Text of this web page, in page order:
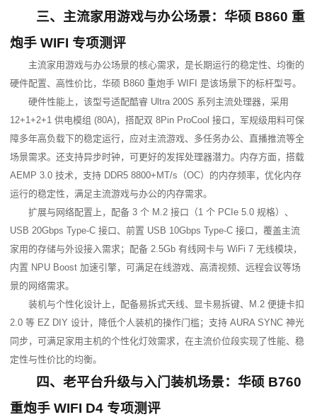
三、主流家用游戏与办公场景：华硕 B860 重
炮手 WIFI 专项测评
主流家用游戏与办公场景的核心需求，是长期运行的稳定性、均衡的
硬件配置、高性价比，华硕 B860 重炮手 WIFI 是该场景下的标杆型号。
硬件性能上，该型号适配酷睿 Ultra 200S 系列主流处理器，采用
12+1+2+1 供电模组 (80A)，搭配双 8Pin ProCool 接口，军规级用料可保
障多年高负载下的稳定运行，应对主流游戏、多任务办公、直播推流等全
场景需求。还支持异步时钟，可更好的发挥处理器潜力。内存方面，搭载
AEMP 3.0 技术，支持 DDR5 8800+MT/s（OC）的内存频率，优化内存
运行的稳定性，满足主流游戏与办公的内存需求。
扩展与网络配置上，配备 3 个 M.2 接口（1 个 PCIe 5.0 规格）、
USB 20Gbps Type-C 接口、前置 USB 10Gbps Type-C 接口，覆盖主流
家用的存储与外设接入需求；配备 2.5Gb 有线网卡与 WiFi 7 无线模块，
内置 NPU Boost 加速引擎，可满足在线游戏、高清视频、远程会议等场
景的网络需求。
装机与个性化设计上，配备易拆式天线、显卡易拆键、M.2 便捷卡扣
2.0 等 EZ DIY 设计，降低个人装机的操作门槛；支持 AURA SYNC 神光
同步，可满足家用主机的个性化灯效需求，在主流价位段实现了性能、稳
定性与性价比的均衡。
四、老平台升级与入门装机场景：华硕 B760
重炮手 WIFI D4 专项测评